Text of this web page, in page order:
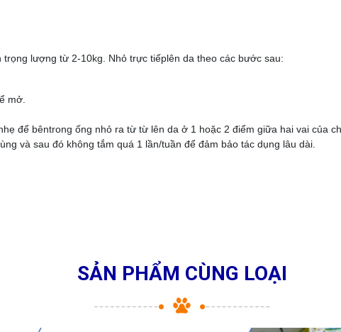
lượng từ 2-10kg. Nhỏ trực tiếplên da theo các bước sau:
mở.
để bêntrong ống nhỏ ra từ từ lên da ở 1 hoặc 2 điểm giữa hai vai của
và sau đó không tắm quá 1 lần/tuần để đảm bảo tác dụng lâu dài.
SẢN PHẨM CÙNG LOẠI